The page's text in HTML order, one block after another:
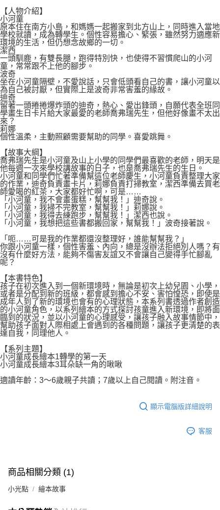
【人物介紹】
小河童
原本住在南方小島，和媽媽一起搬家到北方山上，同時進入當地
學校就讀，成為轉學生。個性容易擔心、緊張，雖然努力適應新
環境的生活，但仍想念故鄉的一切。
潔西
一頭馴鹿，有雙長腿，跑得特別快，也使得不習慣爬山的小河
童，常常跟不上他的腳步。
波奇
坐在小河童隔壁，不愛說話，只會低頭看自己的書，讓小河童以
為自己被討厭，但實際上是波奇非常害羞的緣故。
迪奇
留著一頭捲捲爆炸頭的迪奇，熱心、愛出鋒頭，自願代表全班同
學畫生日卡片給大家最愛的老師喬弗瑞先生，但他好像畫不太出
來？
莉娜
個性溫柔，主動照顧需要幫助的同學。喜愛跳舞。
【故事大綱】
喬弗瑞先生是小河童及山上小學的同學們最喜歡的老師，明天是
他每週一次來學校講故事的日子，也是喬弗瑞先生的生日。
小河童和同學們忙著準備幫這位老師慶生，小河童負責整理大家
的作業，迪奇負責畫卡片，莉娜負責打掃教室，潔西準備去買老
師愛喝的紅茶，大家都好忙啊，可是……
「小河童，我不會畫蛋糕，幫幫我！」迪奇說。
「小河童，我掃不完教室，幫幫我！」莉娜說。
「小河童，我得去練跑步，幫幫我！」潔西也說。
「小河童，我想把這些書都搬回家，幫幫我！」波奇接著說。
「呃……可是我的作業都還沒整理好，誰能幫幫我？」
你跟小河童一樣，個性害羞、內向，總是沒辦法拒絕別人嗎？有
沒有什麼好方法，能夠不傷害友誼又不會讓自己變得手忙腳亂
呢？
【本書特色】
孩子在初次進入到一個新環境時，無論是初次上幼兒園、小學，
或者是分配到新的班級，都會感到擔心不安、害怕惶恐，即使是
成年人到了新的環境也會有的心理狀態，本系列書透過作者創造
的小河童角色，以系列繪本的方式探討孩童進入新環境，即將面
臨到的狀況，並以小河童的心理感受，讓孩子融入故事情節中，
幫助孩子面對人際相處上會遇到的各種問題，讓孩子更清楚的表
達自我，同理他人。
【系列主題】
小河童成長繪本1轉學的第一天
小河童成長繪本3耳朵缺一角的啾啾
適讀年齡：3～6歲親子共讀；7歲以上自己閱讀。附注音。
顯示電腦版詳細說明
客服
商品相關分類 (1)
小光點 繪本故事